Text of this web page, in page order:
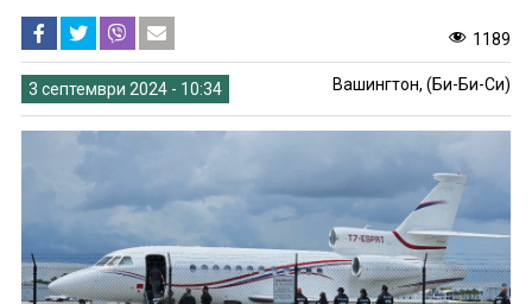
1189
3 септември 2024 - 10:34 Вашингтон, (Би-Би-Си)